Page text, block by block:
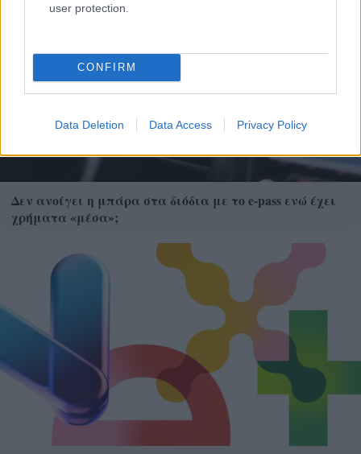
user protection.
CONFIRM
Data Deletion Data Access Privacy Policy
Δεν ανοίγει η μπάρα στα διόδια με το e-pass ενώ έχει
χρήματα «μέσα»;